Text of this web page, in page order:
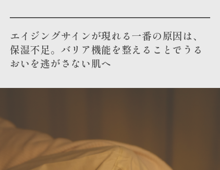
エイジングサインが現れる一番の原因は、
保湿不足。バリア機能を整えることでうる
おいを逃がさない肌へ